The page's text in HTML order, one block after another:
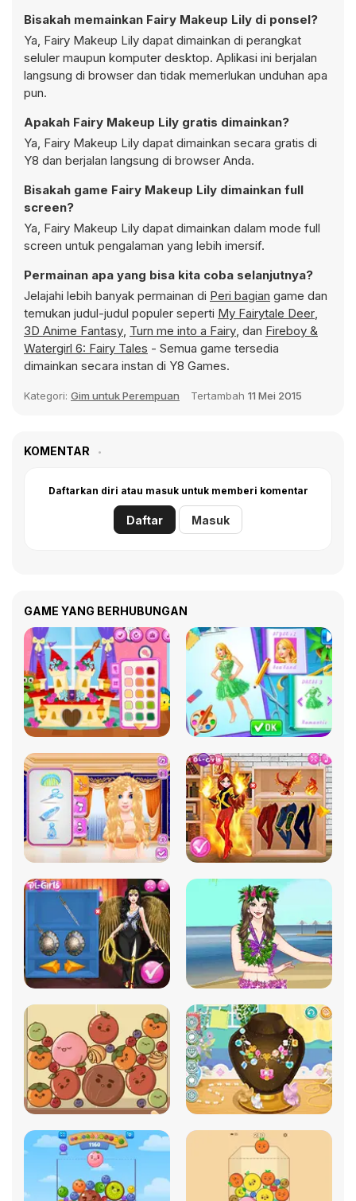
Bisakah memainkan Fairy Makeup Lily di ponsel?
Ya, Fairy Makeup Lily dapat dimainkan di perangkat
seluler maupun komputer desktop. Aplikasi ini berjalan
langsung di browser dan tidak memerlukan unduhan apa
pun.
Apakah Fairy Makeup Lily gratis dimainkan?
Ya, Fairy Makeup Lily dapat dimainkan secara gratis di
Y8 dan berjalan langsung di browser Anda.
Bisakah game Fairy Makeup Lily dimainkan full
screen?
Ya, Fairy Makeup Lily dapat dimainkan dalam mode full
screen untuk pengalaman yang lebih imersif.
Permainan apa yang bisa kita coba selanjutnya?
Jelajahi lebih banyak permainan di Peri bagian game dan
temukan judul-judul populer seperti My Fairytale Deer,
3D Anime Fantasy, Turn me into a Fairy, dan Fireboy &
Watergirl 6: Fairy Tales - Semua game tersedia
dimainkan secara instan di Y8 Games.
Kategori: Gim untuk Perempuan Tertambah 11 Mei 2015
KOMENTAR
Daftarkan diri atau masuk untuk memberi komentar
Daftar Masuk
GAME YANG BERHUBUNGAN